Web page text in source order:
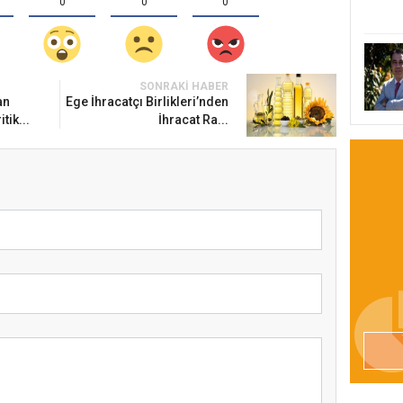
SONRAKI HABER
Ege İhracatçı Birlikleri’nden
İhracat Ra...